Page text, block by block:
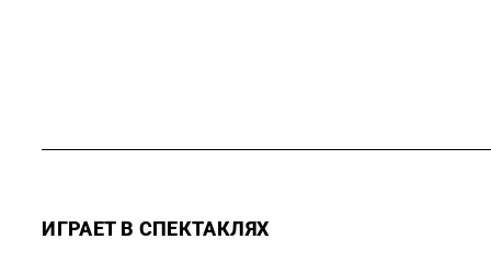
ИГРАЕТ В СПЕКТАКЛЯХ